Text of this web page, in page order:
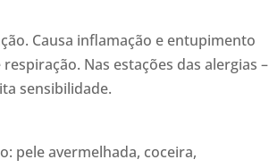
Causa inflamação e entupimento
Nas estações das alergias –
sensibilidade.
pele avermelhada, coceira,